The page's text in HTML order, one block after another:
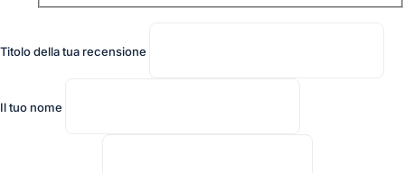
Titolo della tua recensione
Il tuo nome